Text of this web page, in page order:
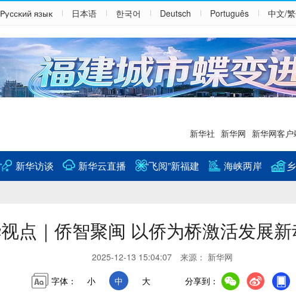
Русский язык 日本语 한국어 Deutsch Português 中文/
新华社 新华网 新华网客户
新华访谈 新华云直播 “飞阅”新福建 海峡两岸
点｜侨智聚闽 以侨为桥激活发展
2025-12-13 15:04:07 来源： 新华网
字体：
小 中 大 分享到：